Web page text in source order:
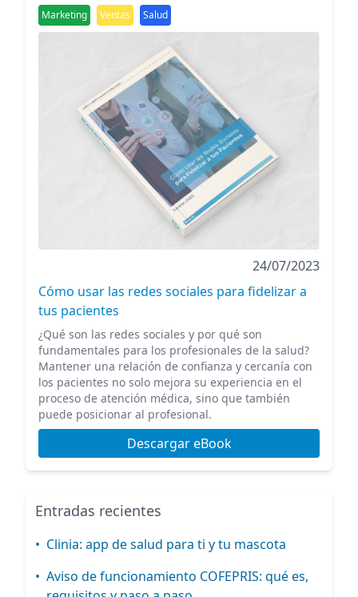
Marketing Ventas Salud
24/07/2023
Cómo usar las redes sociales para fidelizar a
tus pacientes
¿Qué son las redes sociales y por qué son
fundamentales para los profesionales de la salud?
Mantener una relación de confianza y cercanía con
los pacientes no solo mejora su experiencia en el
proceso de atención médica, sino que también
puede posicionar al profesional.
Descargar eBook
Entradas recientes
• Clinia: app de salud para ti y tu mascota
• Aviso de funcionamiento COFEPRIS: qué es,